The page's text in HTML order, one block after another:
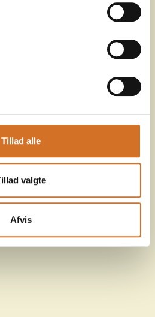
Tillad alle
valgte
Afvis